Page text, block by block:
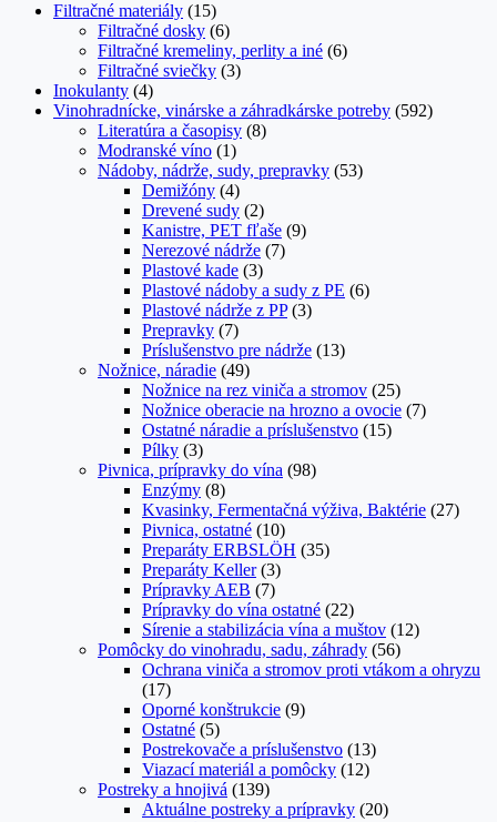
Filtračné materiály (15)
Filtračné dosky (6)
Filtračné kremeliny, perlity a iné (6)
Filtračné sviečky (3)
Inokulanty (4)
Vinohradnícke, vinárske a záhradkárske potreby (592)
Literatúra a časopisy (8)
Modranské víno (1)
Nádoby, nádrže, sudy, prepravky (53)
Demižóny (4)
Drevené sudy (2)
Kanistre, PET fľaše (9)
Nerezové nádrže (7)
Plastové kade (3)
Plastové nádoby a sudy z PE (6)
Plastové nádrže z PP (3)
Prepravky (7)
Príslušenstvo pre nádrže (13)
Nožnice, náradie (49)
Nožnice na rez viniča a stromov (25)
Nožnice oberacie na hrozno a ovocie (7)
Ostatné náradie a príslušenstvo (15)
Pílky (3)
Pivnica, prípravky do vína (98)
Enzýmy (8)
Kvasinky, Fermentačná výživa, Baktérie (27)
Pivnica, ostatné (10)
Preparáty ERBSLÖH (35)
Preparáty Keller (3)
Prípravky AEB (7)
Prípravky do vína ostatné (22)
Sírenie a stabilizácia vína a muštov (12)
Pomôcky do vinohradu, sadu, záhrady (56)
Ochrana viniča a stromov proti vtákom a ohryzu
(17)
Oporné konštrukcie (9)
Ostatné (5)
Postrekovače a príslušenstvo (13)
Viazací materiál a pomôcky (12)
Postreky a hnojivá (139)
Aktuálne postreky a prípravky (20)